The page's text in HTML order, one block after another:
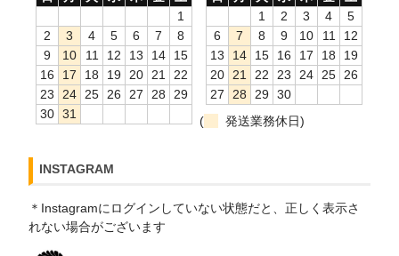
1
2
3 4 5 6 7
8
9
10 11 12 13 14
15
16
17 18 19 20 21
22
23
24 25 26 27 28
29
30 31
1
2 3 4
5
6
7 8 9 10 11
12
13
14 15 16 17 18
19
20
21 22 23 24 25
26
27
28 29
30
(
発送業務休日)
INSTAGRAM
＊Instagramにログインしていない状態だと、正しく表示さ
れない場合がございます